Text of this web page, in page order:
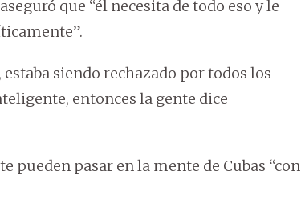
que “él necesita de todo eso y le
siendo rechazado por todos los
entonces la gente dice
pueden pasar en la mente de Cubas “con